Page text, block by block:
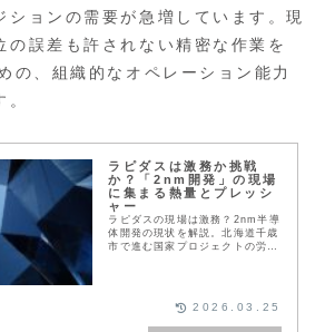
ションの需要が急増しています。現
の誤差も許されない精密な作業を
の、組織的なオペレーション能力
ラピダスは激務か挑戦
か？「2nm開発」の現場
に集まる熱量とプレッシ
ャー
ラピダスの現場は激務？2nm半導
体開発の現状を解説。北海道千歳
市で進む国家プロジェクトの労働
創る挑戦の魅力を紐解きます。
2026.03.25